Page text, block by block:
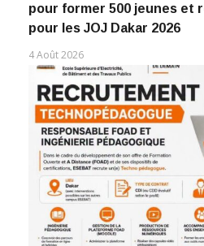
pour former 500 jeunes et
pour les JOJ Dakar 2026
4 Août 2026